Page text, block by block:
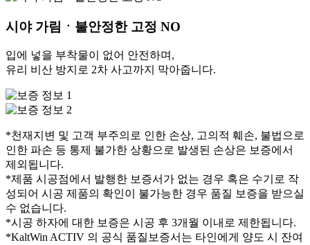
시야 가림ㆍ불안정한 고정 NO
입에 넣을 부착물이 없어 안전하며,
유리 비산 방지로 2차 사고까지 막아줍니다.
*천재지변 및 고객 부주의로 인한 손상, 고의적 훼손, 불법으로
인한 파손 등 통제 불가한 상황으로 발생된 손상은 보증에서
제외됩니다.
*제품 시공점에서 발행한 보증서가 없는 경우 혹은 수기로 작
성되어 시공 제품의 확인이 불가능한 경우 품질 보증을 받으실
수 없습니다.
*시공 하자에 대한 보증은 시공 후 3개월 이내로 제한됩니다.
*KaltWin ACTIV 의 공식 품질보증서는 타인에게 양도 시 잔여